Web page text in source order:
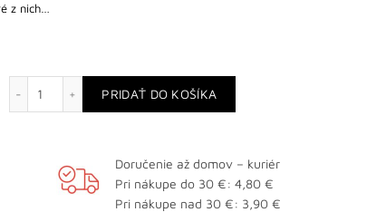
z nich…
množstvo Ron Cariba White
PRIDAŤ DO KOŠÍKA
Doručenie až domov – kuriér
Pri nákupe do 30 €: 4,80 €
Pri nákupe nad 30 €: 3,90 €